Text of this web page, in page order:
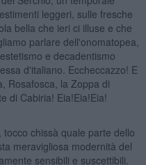
leggeri, sulle fresche
bella che ieri ci illuse e che
parlare dell'onomatopea,
e decadentismo
d'italiano. Eccheccazzo! E
Rosafosca, la Zoppa di
di Cabiria! Eia!Eia!Eia!
chissà quale parte dello
meravigliosa modernità del
sensibili e suscettibili.